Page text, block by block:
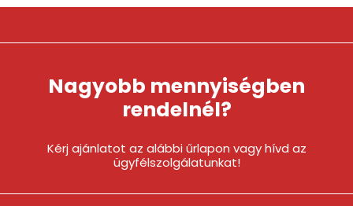
Nagyobb mennyiségben
rendelnél?
Kérj ajánlatot az alábbi űrlapon vagy hívd az
ügyfélszolgálatunkat!